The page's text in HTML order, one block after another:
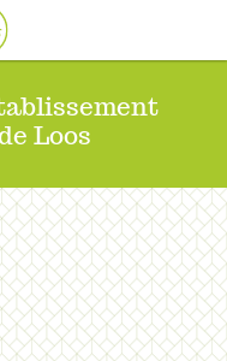
avec
Loos